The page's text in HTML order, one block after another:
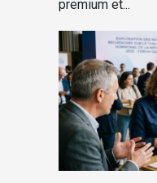
premium et...